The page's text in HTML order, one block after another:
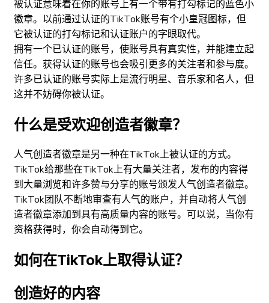
被认证意味着在你的账号上有一个带有打勾标记的蓝色小
徽章。以前通过认证的TikTok账号有个小皇冠图标，但
它被认证的打勾标记和认证账户的字眼取代。
拥有一个已认证的账号，使账号具有真实性，并能建立起
信任。获得认证的账号也会吸引更多的关注者和参与度。
许多已认证的账号实际上是流行明星、音乐家和名人，但
这并不妨碍你被认证。
什么是受欢迎创造者徽章？
人气创造者徽章是另一种在TikTok上被认证的方式。
TikTok给那些在TikTok上有大量关注者，发布的内容得
到大量浏览和许多赞与分享的账号颁发人气创造者徽章。
TikTok团队不断地审查有人气的账户，并自动将人气创
造者徽章添加到具有高质量内容的账号。可以说，当你有
资格获得时，你会自动得到它。
如何在TikTok上取得认证？
创造好的内容